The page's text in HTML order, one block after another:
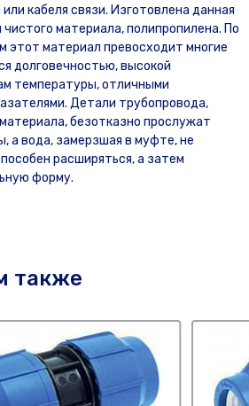
кабеля связи. Изготовлена данная
материала, полипропилена. По
этот материал превосходит многие
долговечностью, высокой
температуры, отличными
Детали трубопровода,
безотказно прослужат
а вода, замерзшая в муфте, не
расширяться, а затем
форму.
также